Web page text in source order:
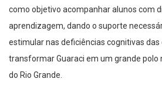
como objetivo acompanhar alunos com
aprendizagem, dando o suporte
estimular nas deficiências cognitivas das
transformar Guaraci em um grande polo
do Rio Grande.